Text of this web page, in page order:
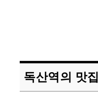
독산역의 맛